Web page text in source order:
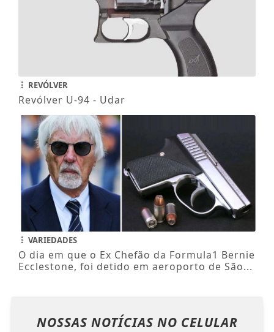
REVÓLVER
Revólver U-94 - Udar
VARIEDADES
O dia em que o Ex Chefão da Formula1 Bernie
Ecclestone, foi detido em aeroporto de São...
NOSSAS NOTÍCIAS NO CELULAR